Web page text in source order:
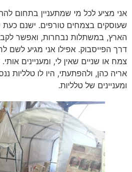
מציע לכל מי שמתעניין בתחום
בצמחים טורפים. ישנם כעת
במשתלות נבחרות, ואפשר לקבל
הפייסבוק. אפילו אני מגיע לשם
או שניים שאין לי, ומעניינים אותי.
כהן, ולהפתעתי, היו לו טלליות ננסיות
של טלליות.